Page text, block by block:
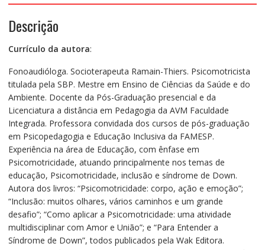
Descrição
Currículo da autora:
Fonoaudióloga. Socioterapeuta Ramain-Thiers. Psicomotricista
titulada pela SBP. Mestre em Ensino de Ciências da Saúde e do
Ambiente. Docente da Pós-Graduação presencial e da
Licenciatura a distância em Pedagogia da AVM Faculdade
Integrada. Professora convidada dos cursos de pós-graduação
em Psicopedagogia e Educação Inclusiva da FAMESP.
Experiência na área de Educação, com ênfase em
Psicomotricidade, atuando principalmente nos temas de
educação, Psicomotricidade, inclusão e síndrome de Down.
Autora dos livros: “Psicomotricidade: corpo, ação e emoção”;
“Inclusão: muitos olhares, vários caminhos e um grande
desafio”; “Como aplicar a Psicomotricidade: uma atividade
multidisciplinar com Amor e União”; e “Para Entender a
Síndrome de Down”, todos publicados pela Wak Editora.